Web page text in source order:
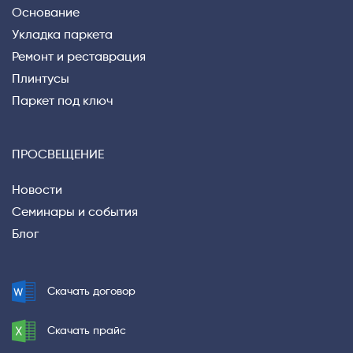
Основание
Укладка паркета
Ремонт и реставрация
Плинтусы
Паркет под ключ
ПРОСВЕЩЕНИЕ
Новости
Семинары и события
Блог
Скачать договор
Скачать прайс